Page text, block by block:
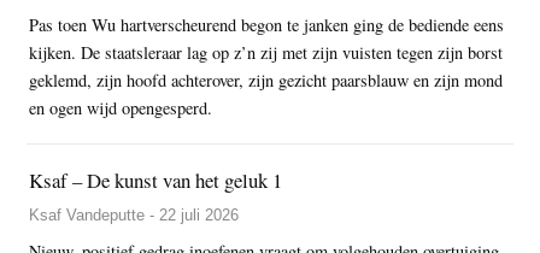
Pas toen Wu hartverscheurend begon te janken ging de bediende eens
kijken. De staatsleraar lag op z’n zij met zijn vuisten tegen zijn borst
geklemd, zijn hoofd achterover, zijn gezicht paarsblauw en zijn mond
en ogen wijd opengesperd.
Ksaf – De kunst van het geluk 1
Ksaf Vandeputte - 22 juli 2026